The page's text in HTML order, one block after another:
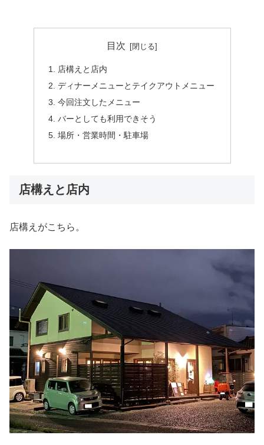
目次
店構えと店内
ディナーメニューとテイクアウトメニュー
今回注文したメニュー
バーとしても利用できそう
場所・営業時間・駐車場
店構えと店内
店構えがこちら。